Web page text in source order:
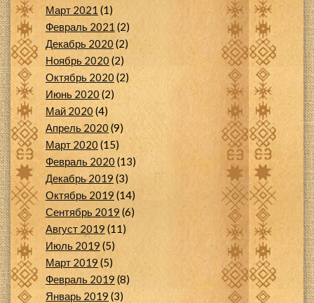
Март 2021 (1)
Февраль 2021 (2)
Декабрь 2020(2)
Ноябрь 2020(2)
Октябрь 2020 (2)
Июнь 2020 (2)
Май 2020(4)
Апрель 2020 (9)
Март 2020(15)
Февраль 2020 (13)
Декабрь 2019(3)
Октябрь 2019 (14)
Сентябрь 2019 (6)
Август 2019 (11)
Июль 2019 (5)
Март 2019 (5)
Февраль 2019 (8)
Январь 2019 (3)